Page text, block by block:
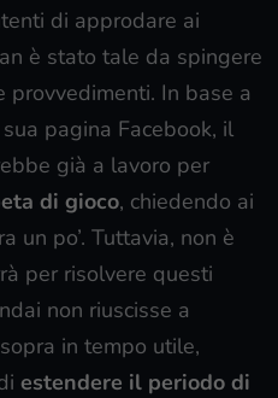
di approdare ai
è stato tale da spingere
provvedimenti. In base a
pagina Facebook, il
già a lavoro per
di gioco, chiedendo ai
un po’. Tuttavia, non è
per risolvere questi
non riuscisse a
in tempo utile,
estendere il periodo di